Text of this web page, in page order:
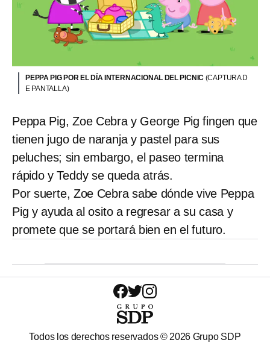
PEPPA PIG POR EL DÍA INTERNACIONAL DEL PICNIC (CAPTURA D
E PANTALLA)
Peppa Pig, Zoe Cebra y George Pig fingen que
tienen jugo de naranja y pastel para sus
peluches; sin embargo, el paseo termina
rápido y Teddy se queda atrás.
Por suerte, Zoe Cebra sabe dónde vive Peppa
Pig y ayuda al osito a regresar a su casa y
promete que se portará bien en el futuro.
Todos los derechos reservados © 2026 Grupo SDP